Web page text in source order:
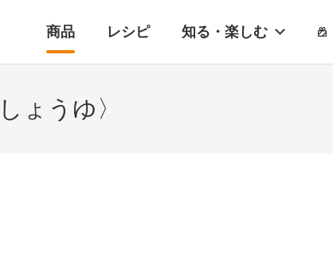
商品 レシピ 知る・楽しむ
ょうゆ〉